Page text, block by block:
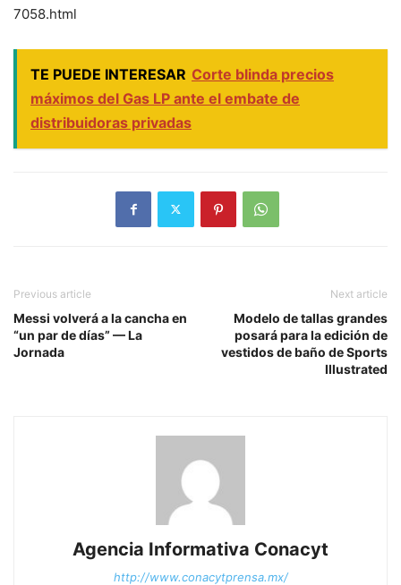
7058.html
TE PUEDE INTERESAR Corte blinda precios
máximos del Gas LP ante el embate de
distribuidoras privadas
Previous article
Messi volverá a la cancha en
“un par de días” — La
Jornada
Next article
Modelo de tallas grandes
posará para la edición de
vestidos de baño de Sports
Illustrated
Agencia Informativa Conacyt
http://www.conacytprensa.mx/